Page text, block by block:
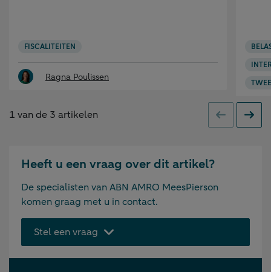
FISCALITEITEN
Ragna Poulissen
1 van de 3 artikelen Vorige
Heeft u een vraag over dit artikel?
De specialisten van ABN AMRO MeesPierson
komen graag met u in contact.
Stel een vraag